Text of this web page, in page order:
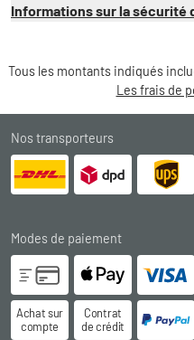
Informations sur la sécurité
Tous les montants indiqués
Les frais de
Nos transporteurs
Modes de paiement
Achat sur
compte
Contrat
de crédit